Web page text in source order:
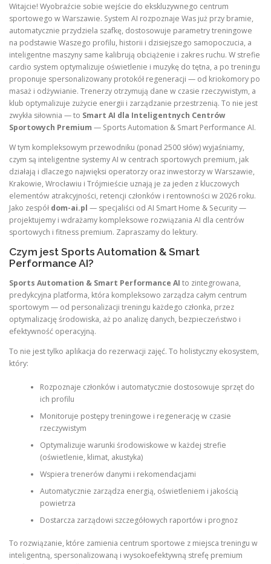
Witajcie! Wyobraźcie sobie wejście do ekskluzywnego centrum
sportowego w Warszawie. System AI rozpoznaje Was już przy bramie,
automatycznie przydziela szafkę, dostosowuje parametry treningowe
na podstawie Waszego profilu, historii i dzisiejszego samopoczucia, a
inteligentne maszyny same kalibrują obciążenie i zakres ruchu. W strefie
cardio system optymalizuje oświetlenie i muzykę do tętna, a po treningu
proponuje spersonalizowany protokół regeneracji — od kriokomory po
masaż i odżywianie. Trenerzy otrzymują dane w czasie rzeczywistym, a
klub optymalizuje zużycie energii i zarządzanie przestrzenią. To nie jest
zwykła siłownia — to Smart AI dla Inteligentnych Centrów
Sportowych Premium — Sports Automation & Smart Performance AI.
W tym kompleksowym przewodniku (ponad 2500 słów) wyjaśniamy,
czym są inteligentne systemy AI w centrach sportowych premium, jak
działają i dlaczego najwięksi operatorzy oraz inwestorzy w Warszawie,
Krakowie, Wrocławiu i Trójmieście uznają je za jeden z kluczowych
elementów atrakcyjności, retencji członków i rentowności w 2026 roku.
Jako zespół dom-ai.pl — specjaliści od AI Smart Home & Security —
projektujemy i wdrażamy kompleksowe rozwiązania AI dla centrów
sportowych i fitness premium. Zapraszamy do lektury.
Czym jest Sports Automation & Smart
Performance AI?
Sports Automation & Smart Performance AI to zintegrowana,
predykcyjna platforma, która kompleksowo zarządza całym centrum
sportowym — od personalizacji treningu każdego członka, przez
optymalizację środowiska, aż po analizę danych, bezpieczeństwo i
efektywność operacyjną.
To nie jest tylko aplikacja do rezerwacji zajęć. To holistyczny ekosystem,
który:
Rozpoznaje członków i automatycznie dostosowuje sprzęt do
ich profilu
Monitoruje postępy treningowe i regenerację w czasie
rzeczywistym
Optymalizuje warunki środowiskowe w każdej strefie
(oświetlenie, klimat, akustyka)
Wspiera trenerów danymi i rekomendacjami
Automatycznie zarządza energią, oświetleniem i jakością
powietrza
Dostarcza zarządowi szczegółowych raportów i prognoz
To rozwiązanie, które zamienia centrum sportowe z miejsca treningu w
inteligentną, spersonalizowaną i wysokoefektywną strefę premium